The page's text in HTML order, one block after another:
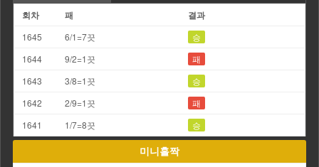
회차 패 결과
1645 6/1=7끗
승
1644
9/2=1끗
패
1643
3/8=1끗
승
1642
2/9=1끗
패
1641
1/7=8끗 승
미니홀짝